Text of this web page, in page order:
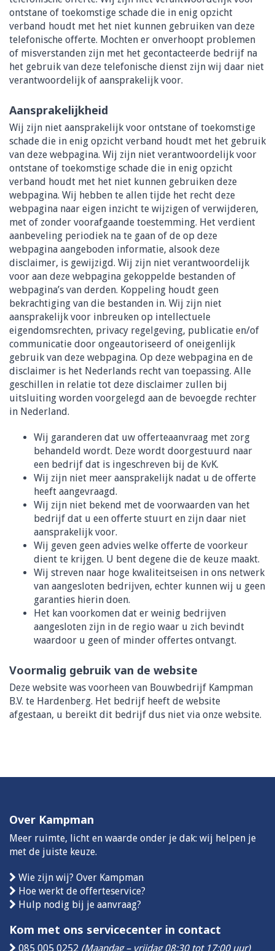
ontstane of toekomstige schade die in enig opzicht
verband houdt met het niet kunnen gebruiken van deze
telefonische offerte. Mochten er onverhoopt problemen
of misverstanden zijn met het gecontacteerde bedrijf na
het gebruik van deze telefonische dienst zijn wij daar niet
verantwoordelijk of aansprakelijk voor.
Aansprakelijkheid
Wij zijn niet aansprakelijk voor ontstane of toekomstige
schade die in enig opzicht verband houdt met het gebruik
van deze webpagina. Wij zijn niet verantwoordelijk voor
ontstane of toekomstige schade die in enig opzicht
verband houdt met het niet kunnen gebruiken deze
webpagina. Wij hebben te allen tijde het recht deze
webpagina naar eigen inzicht te wijzigen of verwijderen,
met of zonder voorafgaande toestemming. Het verdient
aanbeveling periodiek na te gaan of de op deze
webpagina aangeboden informatie, alsook deze
disclaimer, is gewijzigd. Wij zijn niet verantwoordelijk
voor aan deze webpagina gekoppelde bestanden of
webpagina’s van derden. Koppeling houdt geen
bekrachtiging van die bestanden in. Wij zijn niet
aansprakelijk voor inbreuken op intellectuele
eigendomsrechten, privacy regelgeving, publicatie en/of
communicatie door ongeautoriseerd of oneigenlijk
gebruik van deze webpagina. Op deze webpagina en de
disclaimer is het Nederlands recht van toepassing. Alle
geschillen in relatie tot deze disclaimer zullen bij
uitsluiting worden voorgelegd aan de bevoegde rechter
in Nederland.
Wij garanderen dat uw offerteaanvraag met zorg
behandeld wordt. Deze wordt doorgestuurd naar
een bedrijf dat is ingeschreven bij de KvK.
Wij zijn niet meer aansprakelijk nadat u de offerte
heeft aangevraagd.
Wij zijn niet bekend met de voorwaarden van het
bedrijf dat u een offerte stuurt en zijn daar niet
aansprakelijk voor.
Wij geven geen advies welke offerte de voorkeur
dient te krijgen. U bent degene die de keuze maakt.
Wij streven naar hoge kwaliteitseisen in ons netwerk
van aangesloten bedrijven, echter kunnen wij u geen
garanties hierin doen.
Het kan voorkomen dat er weinig bedrijven
aangesloten zijn in de regio waar u zich bevindt
waardoor u geen of minder offertes ontvangt.
Voormalig gebruik van de website
Deze website was voorheen van Bouwbedrijf Kampman
B.V. te Hardenberg. Het bedrijf heeft de website
afgestaan, u bereikt dit bedrijf dus niet via onze website.
Over Kampman
Meer ruimte, licht en waarde onder je dak: wij helpen je
met de juiste keuze.
Wie zijn wij? Over Kampman
Hoe werkt de offerteservice?
Hulp nodig bij je aanvraag?
Kom met ons servicecenter in contact
085 005 0252 (Maandag – vrijdag 08:30 tot 17:00 uur)